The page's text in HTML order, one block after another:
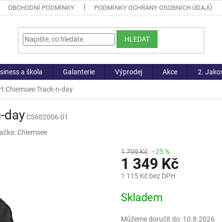
OBCHODNÍ PODMÍNKY PODMÍNKY OCHRANY OSOBNÍCH ÚDAJŮ
HLEDAT
a škola Galanterie Výprodej Akce 2.
Chiemsee Track-n-day
dayCS602006-01
Chiemsee
1 799 Kč –25 %
1 349 Kč
1 115 Kč bez DPH
cena:
Skladem
Můžeme doručit do: 10.8.2026